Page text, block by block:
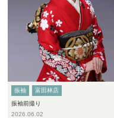
振袖
富田林店
振袖前撮り
2026.06.02